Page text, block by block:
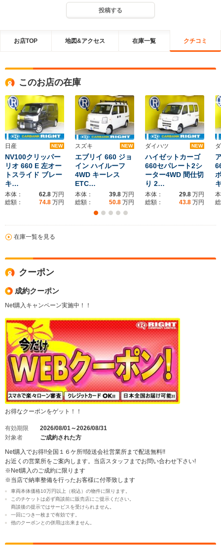
投稿する
お店TOP 地図&アクセス 在庫一覧 クチコミ
このお店の在庫
日産 NEW
NV100クリッパー
リオ 660 E 左オー
トスライド ブレー
キ…
本体： 62.8 万円
総額：
74.8 万円
スズキ NEW
エブリイ 660 ジョ
イン ハイルーフ
4WD キーレス
ETC…
本体： 39.8 万円
総額：
50.8 万円
ダイハツ NEW
ハイゼットカーゴ
660セパレート2シ
ーター4WD 間仕切
り 2…
本体： 29.8 万円
総額：
43.8 万円
在庫一覧を見る
クーポン
成約クーポン
Net購入キャンペーン実施中！！
お得なクーポンをゲット！！
有効期限
2026/08/01～2026/08/31
対象者
ご成約された方
Net購入でお得!!全国１６ケ所!!陸送会社営業所まで配送無料!!
お近くの営業所をご案内します。当店スタッフまでお問い合わせ下さい!
※Net購入のご成約に限ります
※当店で納車整備を行ったお客様に付帯致します
車両本体価格10万円以上（税込）の物件に限ります。
このチケットは必ず商談前に販売店にご提示ください。
商談後の提示ではサービスを受けられません。
一回につき一枚まで有効です。
他のクーポンとの併用は出来ません。